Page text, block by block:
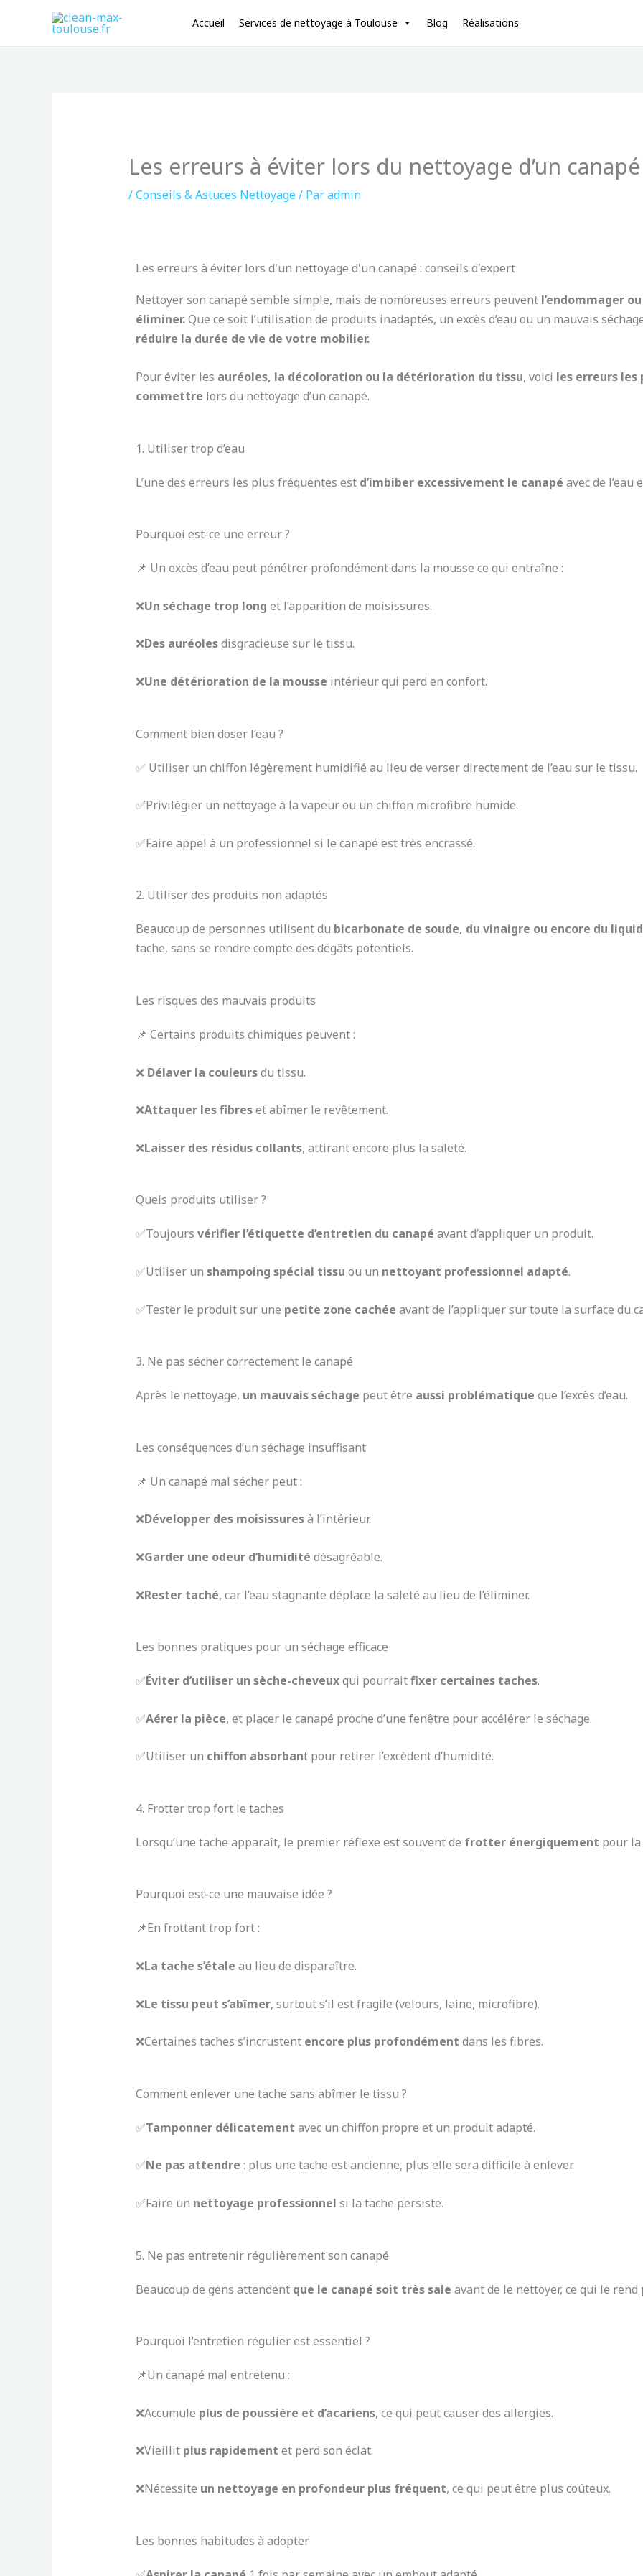
Accueil Services de nettoyage à Toulouse Blog Réalisations
Les erreurs à éviter lors du nettoyage d’un canapé
/Conseils & Astuces Nettoyage/ Paradmin
Les erreurs à éviter lors d'un nettoyage d'un canapé : conseils d'expert
Nettoyer son canapé semble simple, mais de nombreuses erreurs peuvent l’endommager
éliminer.Que ce soit l’utilisation de produits inadaptés, un excès d’eau ou un mauvais
réduire la durée de vie de votre mobilier.
Pour éviter les auréoles, la décoloration ou la détérioration du tissu, voici les erreurs les
commettre lors du nettoyage d’un canapé.
1. Utiliser trop d’eau
L’une des erreurs les plus fréquentes est d’imbiber excessivement le canapé avec de
Pourquoi est-ce une erreur ?
📌 Un excès d’eau peut pénétrer profondément dans la mousse ce qui entraîne :
❌Un séchage trop long et l’apparition de moisissures.
❌Des auréolesdisgracieuse sur le tissu.
❌Une détérioration de la mousse intérieur qui perd en confort.
Comment bien doser l’eau ?
✅ Utiliser un chiffon légèrement humidifié au lieu de verser directement de l’eau sur le tissu.
✅Privilégier un nettoyage à la vapeur ou un chiffon microfibre humide.
✅Faire appel à un professionnel si le canapé est très encrassé.
2. Utiliser des produits non adaptés
Beaucoup de personnes utilisent du bicarbonate de soude, du vinaigre ou encore du
tache, sans se rendre compte des dégâts potentiels.
Les risques des mauvais produits
📌 Certains produits chimiques peuvent :
❌ Délaver la couleursdu tissu.
❌Attaquer les fibreset abîmer le revêtement.
❌Laisser des résidus collants, attirant encore plus la saleté.
Quels produits utiliser ?
✅Toujours vérifier l’étiquette d’entretien du canapé avant d’appliquer un produit.
✅Utiliser un shampoing spécial tissu ou un nettoyant professionnel adapté.
✅Tester le produit sur une petite zone cachée avant de l’appliquer sur toute la surface du
3. Ne pas sécher correctement le canapé
Après le nettoyage, un mauvais séchage peut être aussi problématique que l’excès d’eau.
Les conséquences d’un séchage insuffisant
📌 Un canapé mal sécher peut :
❌Développer des moisissuresà l’intérieur.
❌Garder une odeur d’humidité désagréable.
❌Rester taché, car l’eau stagnante déplace la saleté au lieu de l’éliminer.
Les bonnes pratiques pour un séchage efficace
✅Éviter d’utiliser un sèche-cheveuxqui pourraitfixer certaines taches.
✅Aérer la pièce, et placer le canapé proche d’une fenêtre pour accélérer le séchage.
✅Utiliser un chiffon absorbant pour retirer l’excèdent d’humidité.
4. Frotter trop fort le taches
Lorsqu’une tache apparaît, le premier réflexe est souvent de frotter énergiquement pour
Pourquoi est-ce une mauvaise idée ?
📌En frottant trop fort :
❌La tache s’étale au lieu de disparaître.
❌Le tissu peut s’abîmer, surtout s’il est fragile (velours, laine, microfibre).
❌Certaines taches s’incrustentencore plus profondément dans les fibres.
Comment enlever une tache sans abîmer le tissu ?
✅Tamponner délicatement avec un chiffon propre et un produit adapté.
✅Ne pas attendre : plus une tache est ancienne, plus elle sera difficile à enlever.
✅Faire un nettoyage professionnel si la tache persiste.
5. Ne pas entretenir régulièrement son canapé
Beaucoup de gens attendent que le canapé soit très sale avant de le nettoyer, ce qui le rend
Pourquoi l’entretien régulier est essentiel ?
📌Un canapé mal entretenu :
❌Accumule plus de poussière et d’acariens, ce qui peut causer des allergies.
❌Vieillit plus rapidement et perd son éclat.
❌Nécessite un nettoyage en profondeur plus fréquent, ce qui peut être plus coûteux.
Les bonnes habitudes à adopter